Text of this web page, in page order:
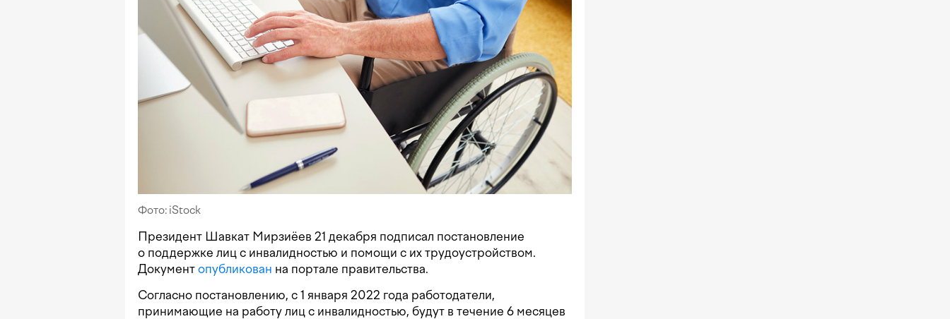
Фото: iStock
Президент Шавкат Мирзиёев 21 декабря подписал постановление
о поддержке лиц с инвалидностью и помощи с их трудоустройством.
Документ опубликован на портале правительства.
Согласно постановлению, с 1 января 2022 года работодатели,
принимающие на работу лиц с инвалидностью, будут в течение 6 месяцев